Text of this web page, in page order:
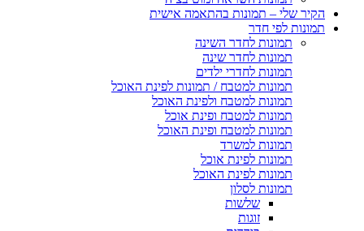
הקיר שלי – תמונות בהתאמה אישית
תמונות לפי חדר
תמונות לחדר השינה
תמונות לחדר שינה
תמונות לחדרי ילדים
תמונות למטבח / תמונות לפינת האוכל
תמונות למטבח ולפינת האוכל
תמונות למטבח ופינת אוכל
תמונות למטבח ופינת האוכל
תמונות למשרד
תמונות לפינת אוכל
תמונות לפינת האוכל
תמונות לסלון
שלשות
זוגות